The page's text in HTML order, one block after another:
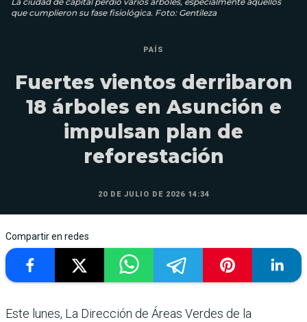
que cumplieron su fase fisiológica. Foto: Gentileza
PAÍS
Fuertes vientos derribaron
18 árboles en Asunción e
impulsan plan de
reforestación
20 DE JULIO DE 2026 14:34
Compartir en redes
Este lunes, La Dirección de Áreas Verdes de la